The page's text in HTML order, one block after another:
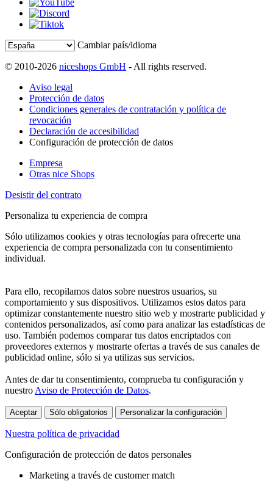
Cambiar país/idioma
© 2010-2026 niceshops GmbH - All rights reserved.
Aviso legal
Protección de datos
Condiciones generales de contratación y política de
revocación
Declaración de accesibilidad
Configuración de protección de datos
Empresa
Otras nice Shops
Desistir del contrato
Personaliza tu experiencia de compra
Sólo utilizamos cookies y otras tecnologías para ofrecerte una
experiencia de compra personalizada con tu consentimiento
individual.
Para ello, recopilamos datos sobre nuestros usuarios, su
comportamiento y sus dispositivos. Utilizamos estos datos para
optimizar constantemente nuestro sitio web y mostrarte publicidad y
contenidos personalizados, así como para analizar las estadísticas de
uso. También podemos comparar tus datos encriptados con
proveedores externos y mostrarte ofertas a través de sus canales de
publicidad online, sólo si ya utilizas sus servicios.
Antes de dar tu consentimiento, comprueba tu configuración y
nuestro Aviso de Protección de Datos.
Aceptar Sólo obligatorios Personalizar la configuración
Nuestra política de privacidad
Configuración de protección de datos personales
Marketing a través de customer match